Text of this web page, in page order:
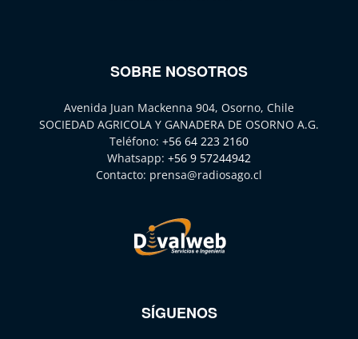
SOBRE NOSOTROS
Avenida Juan Mackenna 904, Osorno, Chile
SOCIEDAD AGRICOLA Y GANADERA DE OSORNO A.G.
Teléfono: +56 64 223 2160
Whatsapp: +56 9 57244942
Contacto: prensa@radiosago.cl
SÍGUENOS